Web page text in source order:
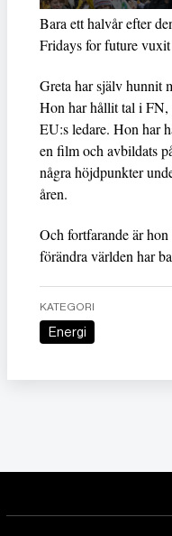
Bara ett halvår efter
Fridays for future
Greta har själv hunnit
Hon har hållit tal i
EU:s ledare. Hon har
en film och avbildats
några höjdpunkter
åren.
Och fortfarande är
förändra världen har
KATEGORI
Energi